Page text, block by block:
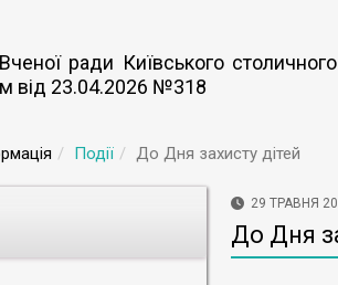
ради Київського
від 23.04.2026 №318
Події До Дня захисту дітей
29 ТРАВНЯ
До Дня